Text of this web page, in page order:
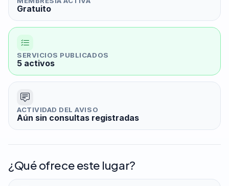
Gratuito
SERVICIOS PUBLICADOS
5 activos
ACTIVIDAD DEL AVISO
Aún sin consultas registradas
¿Qué ofrece este lugar?